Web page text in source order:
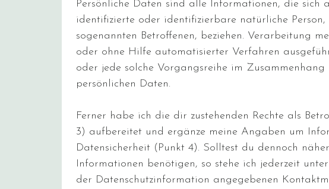
Persönliche Daten sind alle Informationen, die sich
identifizierte oder identifizierbare natürliche Person,
sogenannten Betroffenen, beziehen. Verarbeitung
oder ohne Hilfe automatisierter Verfahren
oder jede solche Vorgangsreihe im Zusammenhang
persönlichen Daten.
Ferner habe ich die dir zustehenden Rechte als
3) aufbereitet und ergänze meine Angaben um
Datensicherheit (Punkt 4). Solltest du dennoch
Informationen benötigen, so stehe ich jederzeit
der Datenschutzinformation angegebenen